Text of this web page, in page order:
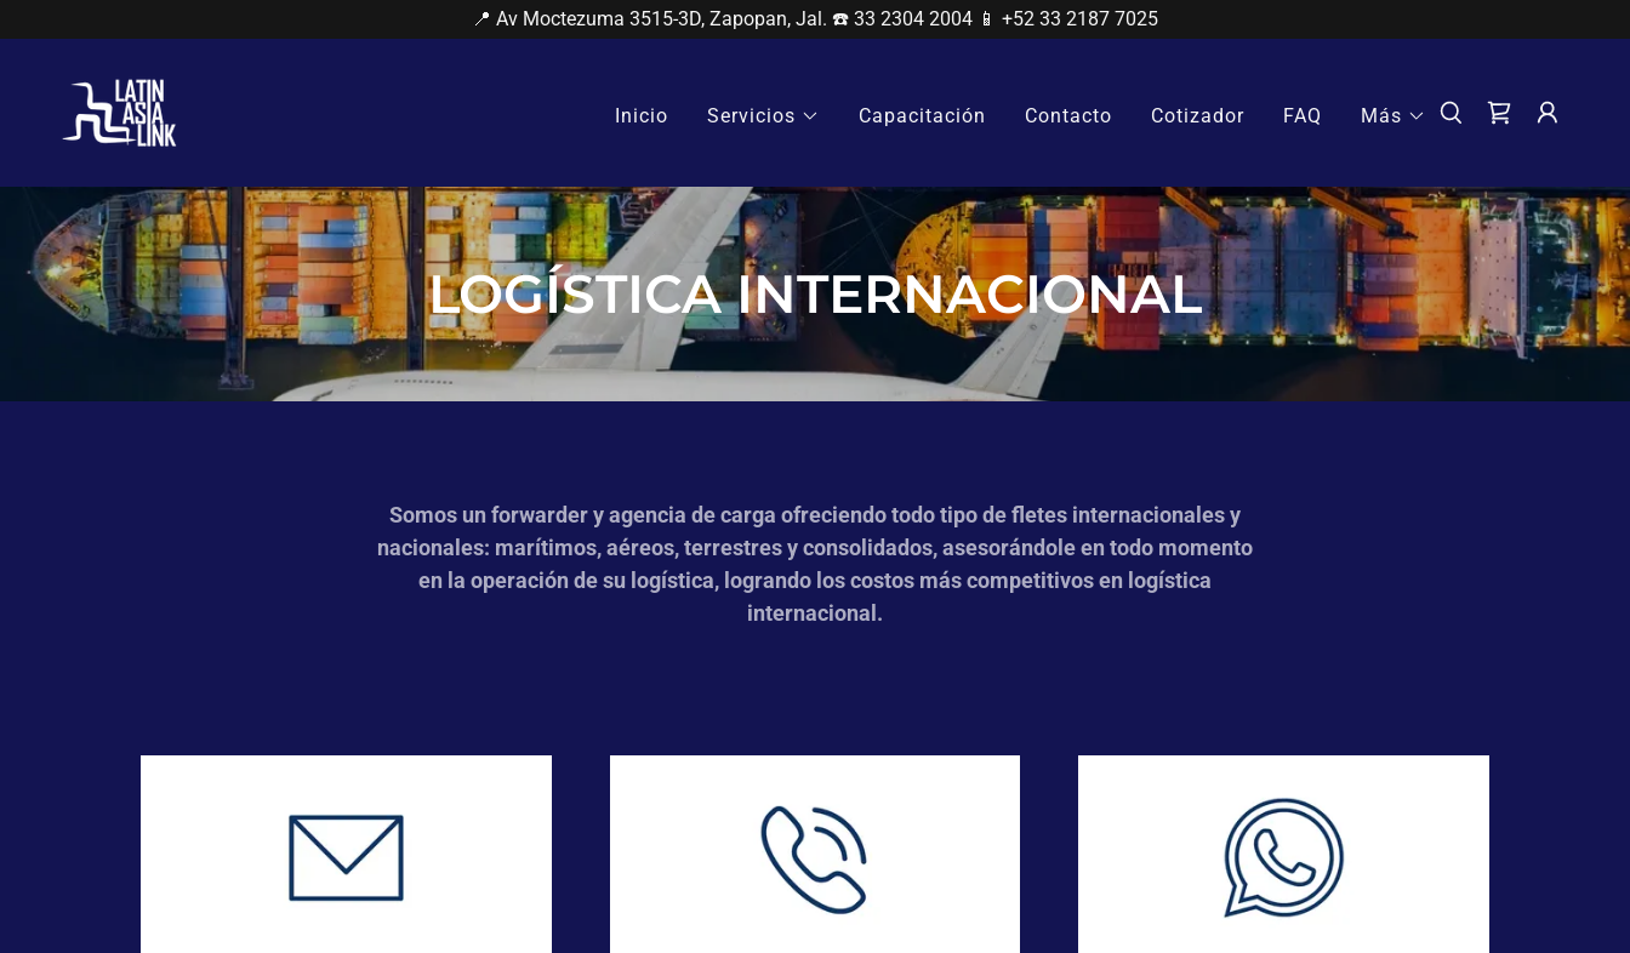
📍 Av Moctezuma 3515-3D, Zapopan, Jal. ☎️ 33 2304 2004 📱 +52 33 2187 7025
Inicio Servicios Capacitación Contacto Cotizador FAQ Más
LOGÍSTICA INTERNACIONAL
Somos un forwarder y agencia de carga ofreciendo todo tipo de fletes internacionales y
nacionales: marítimos, aéreos, terrestres y consolidados, asesorándole en todo momento
en la operación de su logística, logrando los costos más competitivos en logística
internacional.